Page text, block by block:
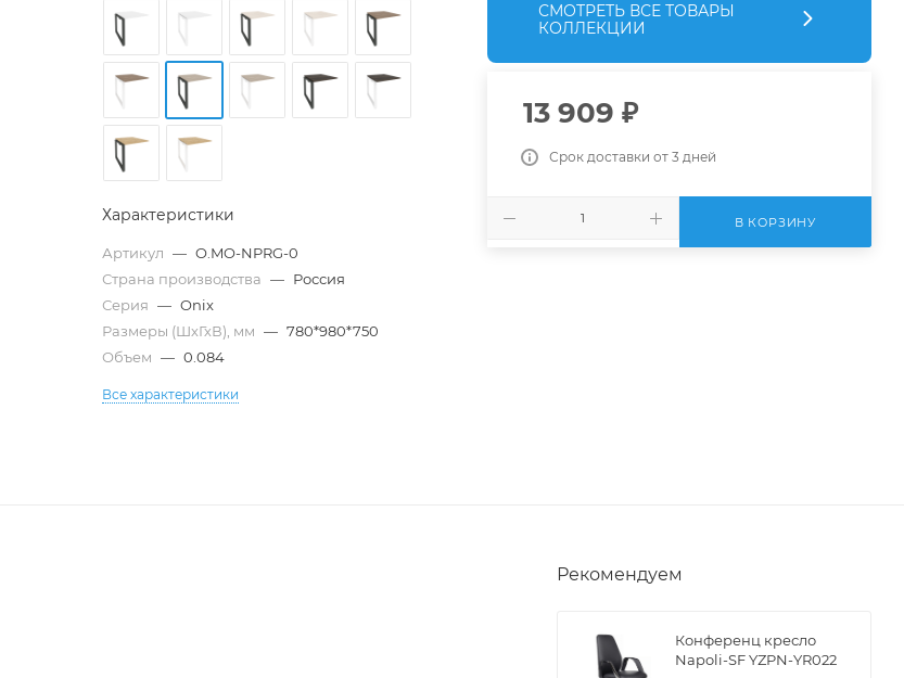
Характеристики
Артикул — O.MO-NPRG-0
Страна производства — Россия
Серия — Onix
Размеры (ШхГхВ), мм — 780*980*750
Объем — 0.084
Все характеристики
СМОТРЕТЬ ВСЕ ТОВАРЫ
КОЛЛЕКЦИИ
13 909 ₽
Срок доставки от 3 дней
В КОРЗИНУ
Рекомендуем
Конференц кресло
Napoli-SF YZPN-YR022